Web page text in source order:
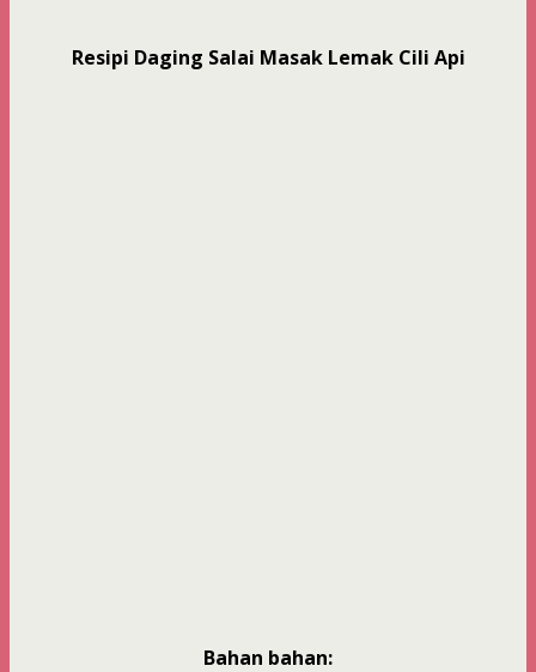
Resipi Daging Salai Masak Lemak Cili Api
Bahan bahan: